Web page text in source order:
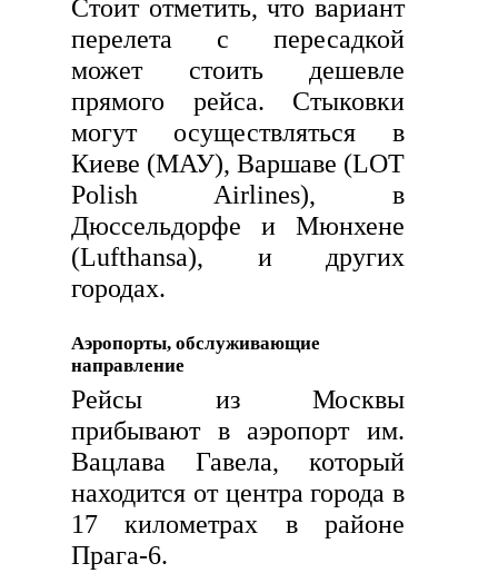
Стоит отметить, что вариант
перелета с пересадкой
может стоить дешевле
прямого рейса. Стыковки
могут осуществляться в
Киеве (МАУ), Варшаве (LOT
Polish Airlines), в
Дюссельдорфе и Мюнхене
(Lufthansa), и других
городах.
Аэропорты, обслуживающие
направление
Рейсы из Москвы
прибывают в аэропорт им.
Вацлава Гавела, который
находится от центра города в
17 километрах в районе
Прага-6.